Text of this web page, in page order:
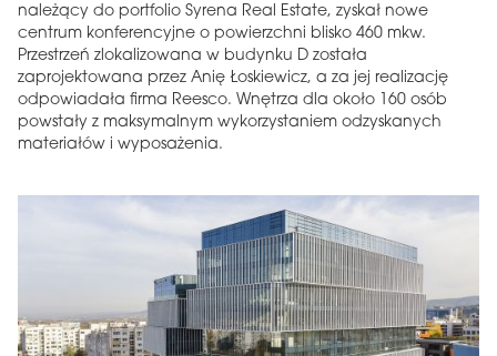
należący do portfolio Syrena Real Estate, zyskał nowe
centrum konferencyjne o powierzchni blisko 460 mkw.
Przestrzeń zlokalizowana w budynku D została
zaprojektowana przez Anię Łoskiewicz, a za jej realizację
odpowiadała firma Reesco. Wnętrza dla około 160 osób
powstały z maksymalnym wykorzystaniem odzyskanych
materiałów i wyposażenia.